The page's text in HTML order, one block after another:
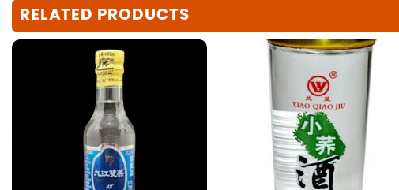
RELATED PRODUCTS